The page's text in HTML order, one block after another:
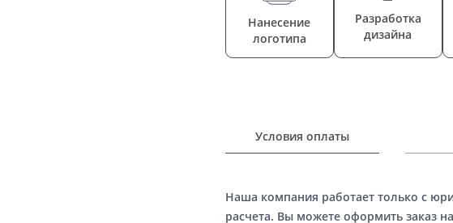
Нанесение
логотипа
Разработка
дизайна
Условия оплаты
Наша компания работает только с
расчета. Вы можете оформить заказ